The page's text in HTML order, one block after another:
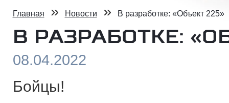
Главная » Новости » В разработке: «Объект 225»
В РАЗРАБОТКЕ:
08.04.2022
Бойцы!